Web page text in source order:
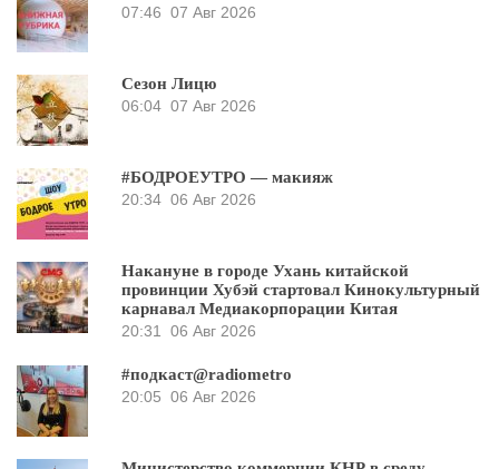
07:46 07 Авг 2026
Сезон Лицю
06:04 07 Авг 2026
#БОДРОЕУТРО — макияж
20:34 06 Авг 2026
Накануне в городе Ухань китайской
провинции Хубэй стартовал Кинокультурный
карнавал Медиакорпорации Китая
20:31
06 Авг 2026
#подкаст@radiometro
20:05 06 Авг 2026